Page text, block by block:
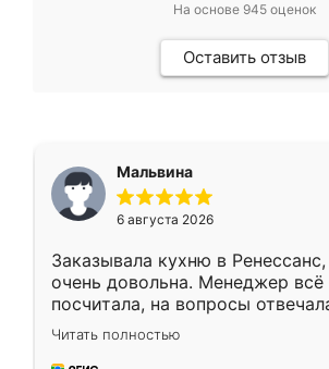
На основе 945оценок
Оставить отзыв
Мальвина
6 августа 2026
Заказывала кухню в
очень довольна. Менеджер всё
посчитала, на вопросы
Замерщик приехал в субботу,
делу со всей
Читать полностью